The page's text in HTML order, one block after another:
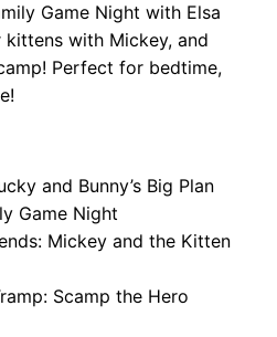
Game Night with Elsa
with Mickey, and
Perfect for bedtime,
and Bunny’s Big Plan
Game Night
Mickey and the Kitten
Scamp the Hero